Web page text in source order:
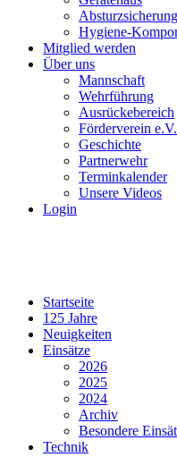
Absturzsicherung
Hygiene-
Mitglied werden
Über uns
Mannschaft
Wehrführung
Ausrückebereich
Förderverein e.V.
Geschichte
Partnerwehr
Terminkalender
Unsere Videos
Login
Startseite
125 Jahre
Neuigkeiten
Einsätze
2026
2025
2024
Archiv
Besondere
Technik